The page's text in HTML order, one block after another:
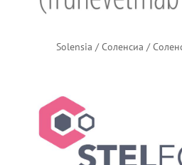
Solensia / Соленсиа /